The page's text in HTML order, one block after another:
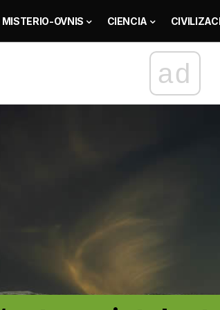
MISTERIO-OVNIS CIENCIA
ad